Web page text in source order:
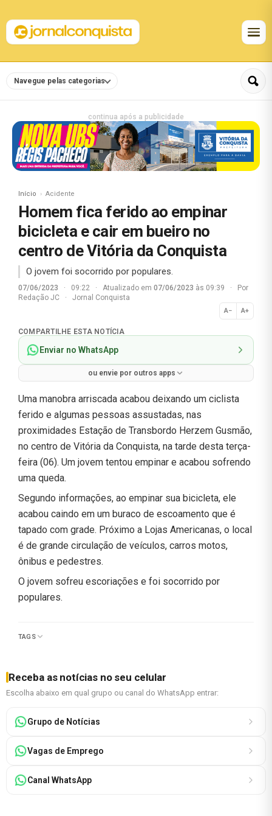
Navegue pelas categorias
continua após a publicidade
Início Acidente
Homem fica ferido ao empinar
bicicleta e cair em bueiro no
centro de Vitória da Conquista
O jovem foi socorrido por populares.
07/06/2023 · 09:22 · Atualizado em 07/06/2023 às 09:39 ·
Por
Redação JC
· Jornal Conquista
A− A+
Normal
COMPARTILHE ESTA NOTÍCIA
Enviar no WhatsApp
ou envie por outros apps
Uma manobra arriscada acabou deixando um ciclista
ferido e algumas pessoas assustadas, nas
proximidades Estação de Transbordo Herzem Gusmão,
no centro de Vitória da Conquista, na tarde desta terça-
feira (06). Um jovem tentou empinar e acabou sofrendo
uma queda.
Segundo informações, ao empinar sua bicicleta, ele
acabou caindo em um buraco de escoamento que é
tapado com grade. Próximo a Lojas Americanas, o local
é de grande circulação de veículos, carros motos,
ônibus e pedestres.
O jovem sofreu escoriações e foi socorrido por
populares.
TAGS
Receba as notícias no seu celular
Escolha abaixo em qual grupo ou canal do WhatsApp entrar:
Grupo de Notícias
Vagas de Emprego
Canal WhatsApp